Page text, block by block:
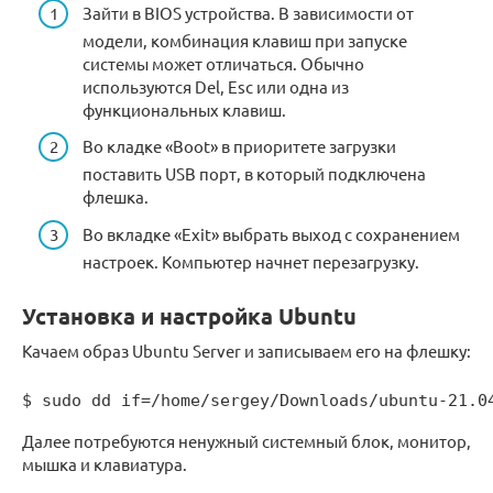
Зайти в BIOS устройства. В зависимости от
модели, комбинация клавиш при запуске
системы может отличаться. Обычно
используются Del, Esc или одна из
функциональных клавиш.
Во кладке «Boot» в приоритете загрузки
поставить USB порт, в который подключена
флешка.
Во вкладке «Exit» выбрать выход с сохранением
настроек. Компьютер начнет перезагрузку.
Установка и настройка Ubuntu
Качаем образ Ubuntu Server и записываем его на флешку:
$ sudo dd if=/home/sergey/Downloads/ubuntu-
Далее потребуются ненужный системный блок, монитор,
мышка и клавиатура.